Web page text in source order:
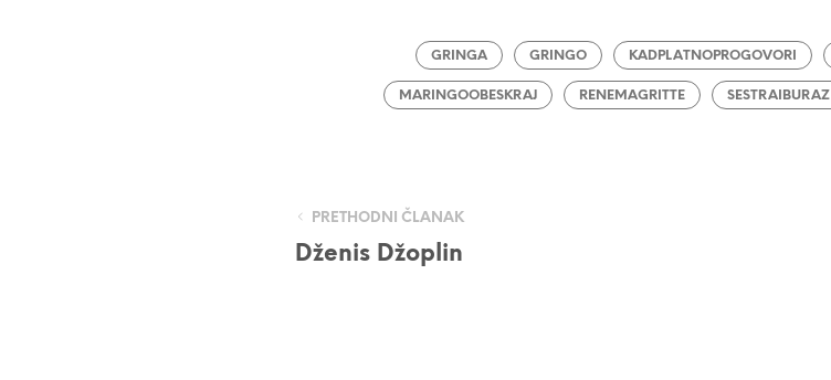
GRINGA GRINGO KADPLATNOPROGOVORI
MARINGOOBESKRAJ RENEMAGRITTE SESTRAIBURAZ
PRETHODNI ČLANAK
Dženis Džoplin